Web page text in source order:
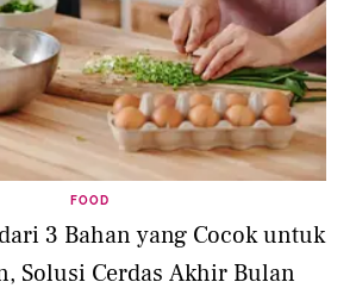
FOOD
3 Bahan yang Cocok untuk
Solusi Cerdas Akhir Bulan